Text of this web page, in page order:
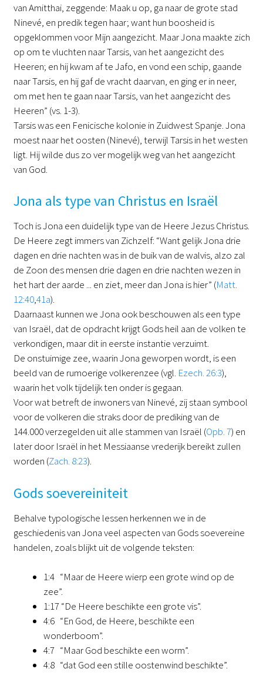
van Amitthai, zeggende: Maak u op, ga naar de grote stad
Ninevé, en predik tegen haar; want hun boosheid is
opgeklommen voor Mijn aangezicht. Maar Jona maakte zich
op om te vluchten naar Tarsis, van het aangezicht des
Heeren; en hij kwam af te Jafo, en vond een schip, gaande
naar Tarsis, en hij gaf de vracht daarvan, en ging er in neer,
om met hen te gaan naar Tarsis, van het aangezicht des
Heeren” (vs. 1-3).
Tarsis was een Fenicische kolonie in Zuidwest Spanje. Jona
moest naar het oosten (Ninevé), terwijl Tarsis in het westen
ligt. Hij wilde dus zo ver mogelijk weg van het aangezicht
van God.
Jona als type van Christus en Israël
Toch is Jona een duidelijk type van de Heere Jezus Christus.
De Heere zegt immers van Zichzelf: “Want gelijk Jona drie
dagen en drie nachten was in de buik van de walvis, alzo zal
de Zoon des mensen drie dagen en drie nachten wezen in
het hart der aarde ... en ziet, meer dan Jona is hier” (Matt.
12:40,41a).
Daarnaast kunnen we Jona ook beschouwen als een type
van Israël, dat de opdracht krijgt Gods heil aan de volken te
verkondigen, maar dit in eerste instantie verzuimt.
De onstuimige zee, waarin Jona geworpen wordt, is een
beeld van de rumoerige volkerenzee (vgl. Ezech. 26:3),
waarin het volk tijdelijk ten onder is gegaan.
Voor wat betreft de inwoners van Ninevé, zij staan symbool
voor de volkeren die straks door de prediking van de
144.000 verzegelden uit alle stammen van Israël (Opb. 7) en
later door Israël in het Messiaanse vrederijk bereikt zullen
worden (Zach. 8:23).
Gods soevereiniteit
Behalve typologische lessen herkennen we in de
geschiedenis van Jona veel aspecten van Gods soevereine
handelen, zoals blijkt uit de volgende teksten:
1:4 “Maar de Heere wierp een grote wind op de
zee”.
1:17 “De Heere beschikte een grote vis”.
4:6 “En God, de Heere, beschikte een
wonderboom”.
4:7 “Maar God beschikte een worm”.
4:8 “dat God een stille oostenwind beschikte”.